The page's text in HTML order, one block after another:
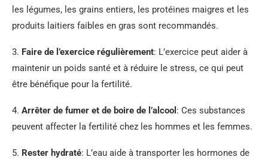
les légumes, les grains entiers, les protéines maigres et les
produits laitiers faibles en gras sont recommandés.
3. Faire de l’exercice régulièrement: L’exercice peut aider à
maintenir un poids santé et à réduire le stress, ce qui peut
être bénéfique pour la fertilité.
4. Arrêter de fumer et de boire de l’alcool : Ces substances
peuvent affecter la fertilité chez les hommes et les femmes.
5. Rester hydraté: L’eau aide à transporter les hormones de